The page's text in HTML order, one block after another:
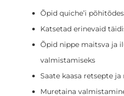
Õpid quiche’i
Katsetad erinevaid
Õpid nippe maitsva ja
valmistamiseks
Saate kaasa retsepte
Muretaina